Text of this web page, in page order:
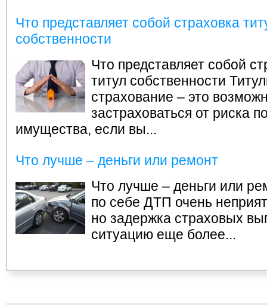
Что представляет собой страховка
собственности
Что представляет собой
титул собственности
страхование – это
застраховаться от риска
имущества, если вы...
Что лучше – деньги или ремонт
Что лучше – деньги или
по себе ДТП очень
но задержка страховых
ситуацию еще более...